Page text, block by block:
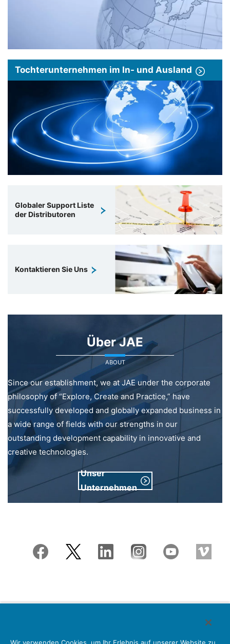
Tochterunternehmen im In- und Ausland
Globaler Support Liste
der Distributoren
Kontaktieren Sie Uns
Über JAE
ABOUT
Since our establishment, we at JAE under the corporate
philosophy of “Explore, Create and Practice,” have
successfully developed and globally expanded business in
a wide range of fields with our strengths in our
outstanding development capability in innovative and
creative technologies.
Unser
Unternehmen